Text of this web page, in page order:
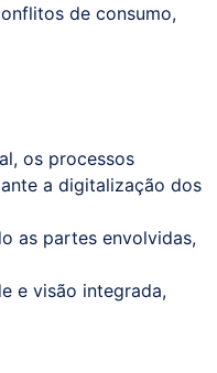
de consumo,
os processos
a digitalização dos
as partes envolvidas,
e visão integrada,